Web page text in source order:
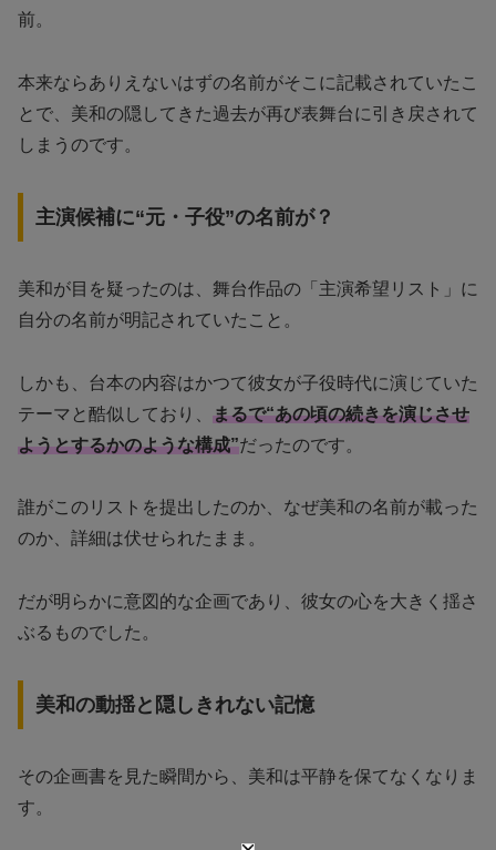
前。
本来ならありえないはずの名前がそこに記載されていたこ
とで、美和の隠してきた過去が再び表舞台に引き戻されて
しまうのです。
主演候補に“元・子役”の名前が？
美和が目を疑ったのは、舞台作品の「主演希望リスト」に
自分の名前が明記されていたこと。
しかも、台本の内容はかつて彼女が子役時代に演じていた
テーマと酷似しており、 まるで“あの頃の続きを演じさせ
ようとするかのような構成”だったのです。
誰がこのリストを提出したのか、なぜ美和の名前が載った
のか、詳細は伏せられたまま。
だが明らかに意図的な企画であり、彼女の心を大きく揺さ
ぶるものでした。
美和の動揺と隠しきれない記憶
その企画書を見た瞬間から、美和は平静を保てなくなりま
す。